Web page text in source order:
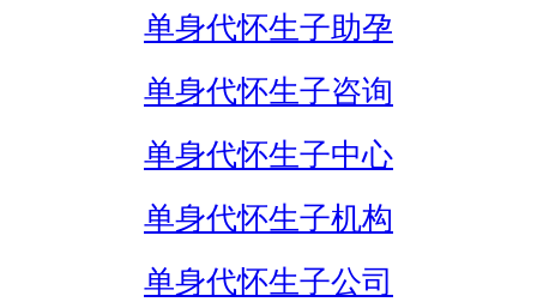
单身代怀生子助孕
单身代怀生子咨询
单身代怀生子中心
单身代怀生子机构
单身代怀生子公司